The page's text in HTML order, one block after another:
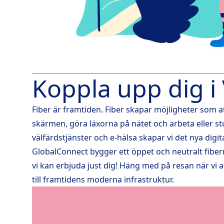
Koppla upp dig
Fiber är framtiden. Fiber skapar möjligheter som
skärmen, göra läxorna på nätet och arbeta eller
välfärdstjänster och e-hälsa skapar vi det nya
GlobalConnect bygger ett öppet och neutralt
vi kan erbjuda just dig! Häng med på resan när vi
till framtidens moderna infrastruktur.